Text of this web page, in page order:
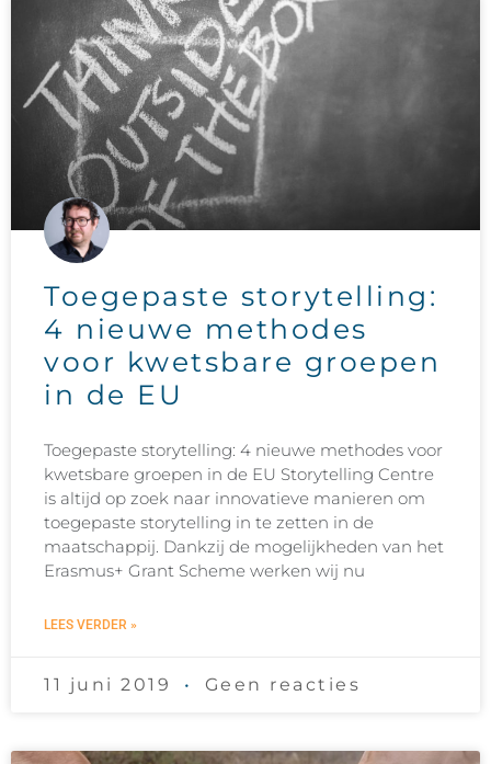
Toegepaste storytelling:
4 nieuwe methodes
voor kwetsbare groepen
in de EU
Toegepaste storytelling: 4 nieuwe methodes voor
kwetsbare groepen in de EU Storytelling Centre
is altijd op zoek naar innovatieve manieren om
toegepaste storytelling in te zetten in de
maatschappij. Dankzij de mogelijkheden van het
Erasmus+ Grant Scheme werken wij nu
LEES VERDER »
11 juni 2019 Geen reacties